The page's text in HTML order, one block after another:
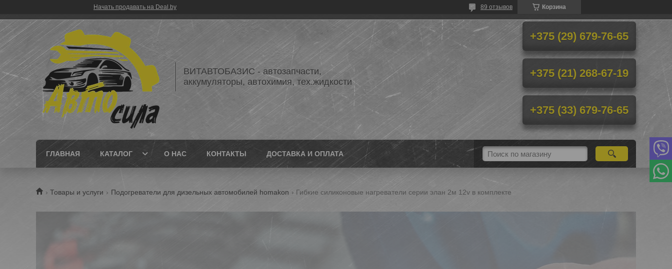
Начать продавать на Deal.by Корзина
89 отзывов
ВИТАВТОБАЗИС - автозапчасти,
аккумуляторы, автохимия, тех.жидкости
+375 (29) 679-76-65
+375 (21) 268-67-19
+375 (33) 679-76-65
ГЛАВНАЯ КАТАЛОГ О НАС КОНТАКТЫ ДОСТАВКА И ОПЛАТА
Товары и услуги Подогреватели для дизельных автомобилей homakon Гибкие силиконовые нагреватели серии элан 2м 12v в комплекте